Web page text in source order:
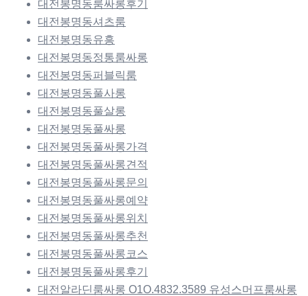
대전봉명동룸싸롱후기
대전봉명동셔츠룸
대전봉명동유흥
대전봉명동정통룸싸롱
대전봉명동퍼블릭룸
대전봉명동풀사롱
대전봉명동풀살롱
대전봉명동풀싸롱
대전봉명동풀싸롱가격
대전봉명동풀싸롱견적
대전봉명동풀싸롱문의
대전봉명동풀싸롱예약
대전봉명동풀싸롱위치
대전봉명동풀싸롱추천
대전봉명동풀싸롱코스
대전봉명동풀싸롱후기
대전알라딘룸싸롱 O1O.4832.3589 유성스머프룸싸롱